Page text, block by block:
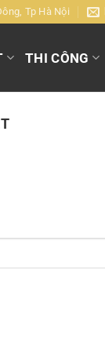
Tp Hà Nội
THI CÔNG